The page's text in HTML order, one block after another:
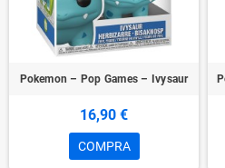
Pokemon – Pop Games – Ivysaur
16,90 €
COMPRA